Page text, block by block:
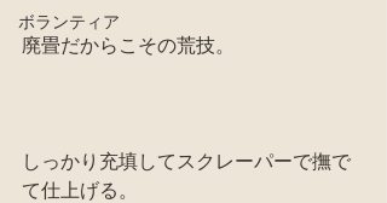
ボランティア
廃畳だからこその荒技。
しっかり充填してスクレーパーで撫で
て仕上げる。